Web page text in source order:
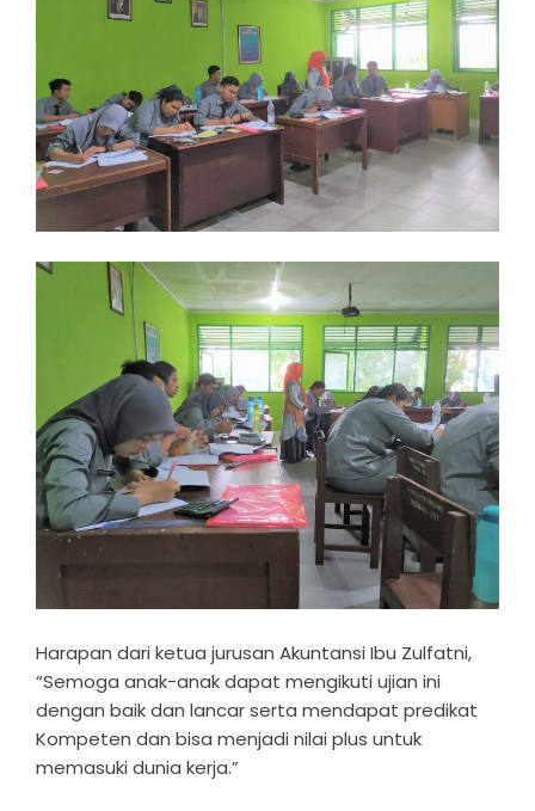
Harapan dari ketua jurusan Akuntansi Ibu Zulfatni,
“Semoga anak-anak dapat mengikuti ujian ini
dengan baik dan lancar serta mendapat predikat
Kompeten dan bisa menjadi nilai plus untuk
memasuki dunia kerja.”